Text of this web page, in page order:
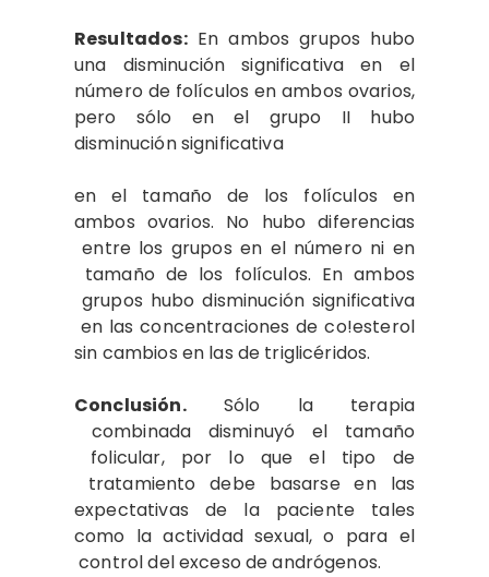
Resultados:En ambos​ grupos hubo
una disminución significativa​ en el
número de folículos en​ ambos ovarios,
pero sólo en el grupo​ ​II hubo
disminución significativa
en el tamaño de los folículos en
ambos​ ovarios. No hubo diferencias​
entre los grupos en el número ni en​
tamaño de los folículos. En ambos​
grupos hubo disminución significativa​
en las concentraciones de co!esterol
sin cambios en las de triglicéridos.
Conclusión.Sólo la terapia​
combinada disminuyó el tamaño​
folicular, por lo que el tipo de​
tratamiento debe basarse en las
expectativas​ de la paciente tales
como​ la actividad sexual, o para el​
control del exceso de andrógenos.